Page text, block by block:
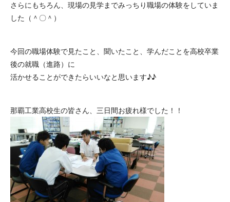
さらにもちろん、現場の見学までみっちり職場の体験をしていま
した（＾〇＾）
今回の職場体験で見たこと、聞いたこと、学んだことを高校卒業
後の就職（進路）に
活かせることができたらいいなと思います♪♪
那覇工業高校生の皆さん、三日間お疲れ様でした！！